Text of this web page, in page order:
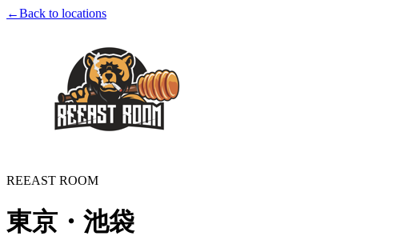
←Back to locations
REEAST ROOM
東京・池袋